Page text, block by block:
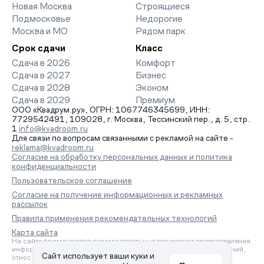
Новая Москва
Подмосковье
Москва и МО
Строящиеся
Недорогие
Рядом парк
Срок сдачи
Сдача в 2026
Сдача в 2027
Сдача в 2028
Сдача в 2029
Класс
Комфорт
Бизнес
Эконом
Премиум
ООО «Квадрум.ру», ОГРН: 1067746345699, ИНН:
7729542491, 109028, г. Москва, Тессинский пер., д. 5, стр.
1 info@kvadroom.ru
Для связи по вопросам связанными с рекламой на сайте -
reklama@kvadroom.ru
Согласие на обработку персональных данных и политика
конфиденциальности
Пользовательское соглашение
Согласие на получение информационных и рекламных
рассылок
Правила применения рекомендательных технологий
Карта сайта
На сайте применяются рекомендательные технологии предоставления
информации на основе сбора, систематизации и анализа сведений,
относящихся к предпочтениям пользователей сети «Интернет»,
Сайт использует ваши куки и